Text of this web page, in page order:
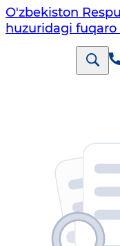
O'zbekiston
huzuridagi